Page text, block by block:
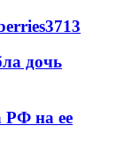
3713
дочь
РФ на ее